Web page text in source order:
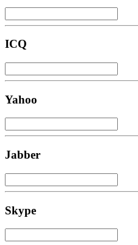
ICQ
Yahoo
Jabber
Skype